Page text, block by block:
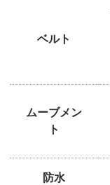
ベルト
ムーブメン
ト
防水